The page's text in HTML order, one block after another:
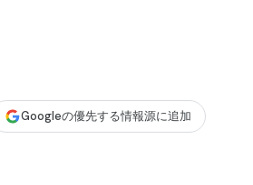
Googleの優先する情報源に追加